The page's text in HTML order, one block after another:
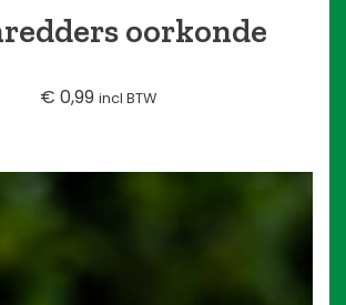
oorkonde
€ 0,99 incl BTW